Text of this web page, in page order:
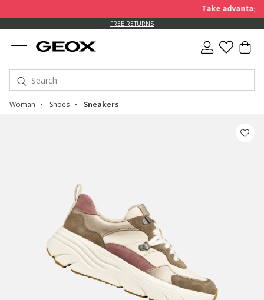
Take advantage
FREE RETURNS
Woman Shoes Sneakers